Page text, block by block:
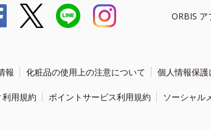
ORBIS ア
報 化粧品の使用上の注意について 個人情報保護
用規約 ポイントサービス利用規約 ソーシャル